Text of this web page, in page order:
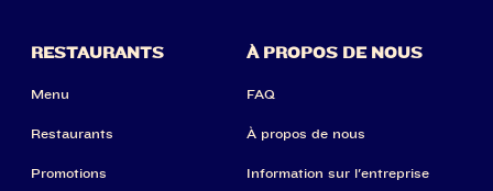
RESTAURANTS
Menu
Restaurants
Promotions
À PROPOS DE NOUS
FAQ
À propos de nous
Information sur l'entreprise